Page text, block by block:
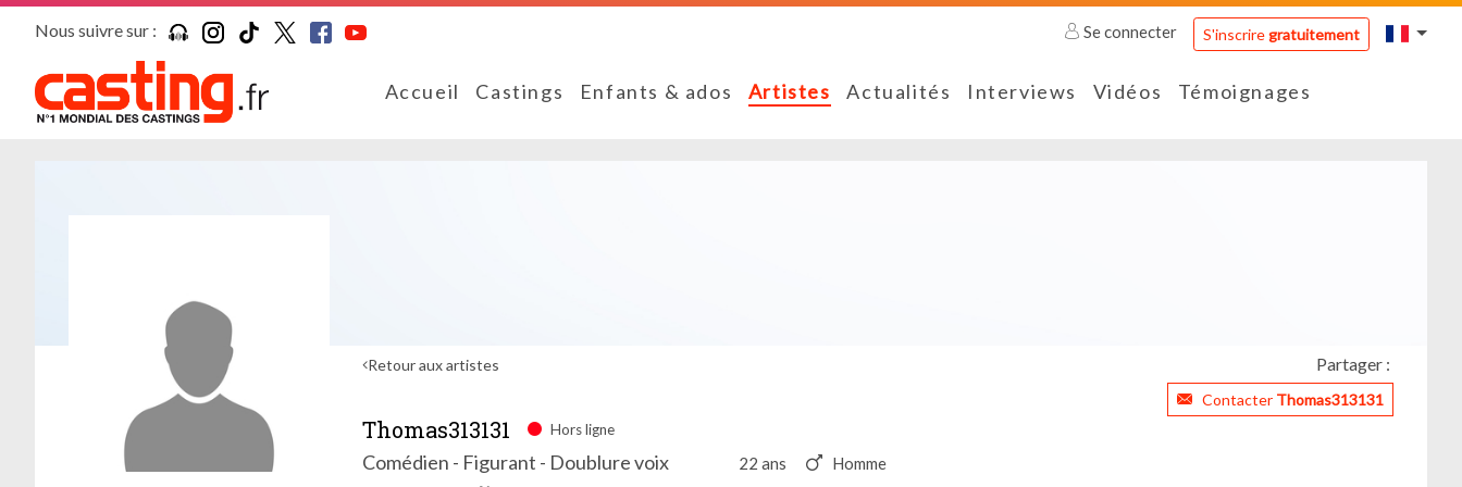
Nous suivre sur : Se connecter S'inscriregratuitement
Accueil Castings Enfants & ados Artistes Actualités Interviews Vidéos Témoignages
Retour aux artistes Partager :
Contacter Thomas313131
Thomas313131 Hors ligne
Comédien - Figurant - Doublure voix 22 ans Homme